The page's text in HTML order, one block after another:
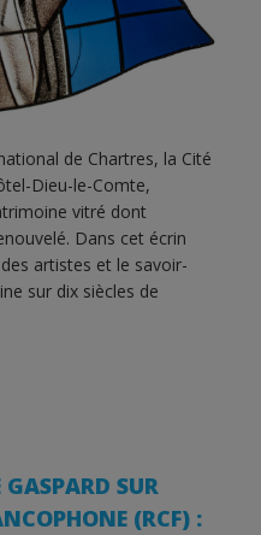
de Chartres, la Cité
Dieu-le-Comte,
vitré dont
Dans cet écrin
artistes et le savoir-
sur dix siècles de
SUR
(RCF) :